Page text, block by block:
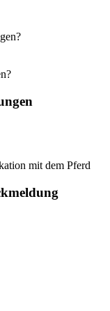
mit dem Pferd